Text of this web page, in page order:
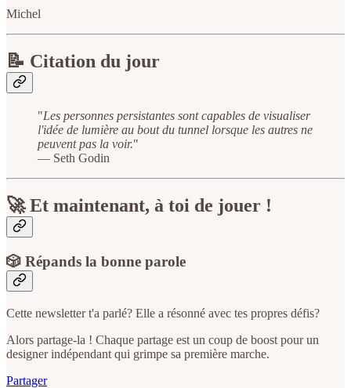
Michel
📝 Citation du jour
"Les personnes persistantes sont capables de visualiser
l'idée de lumière au bout du tunnel lorsque les autres ne
peuvent pas la voir."
— Seth Godin
🚀 Et maintenant, à toi de jouer !
🎲 Répands la bonne parole
Cette newsletter t'a parlé? Elle a résonné avec tes propres défis?
Alors partage-la ! Chaque partage est un coup de boost pour un
designer indépendant qui grimpe sa première marche.
Partager